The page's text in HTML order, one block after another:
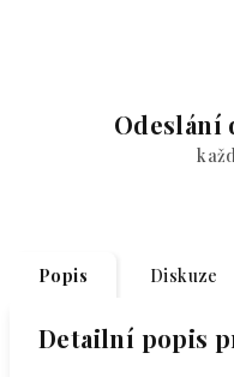
Odeslání
Popis Diskuze
Detailní popis